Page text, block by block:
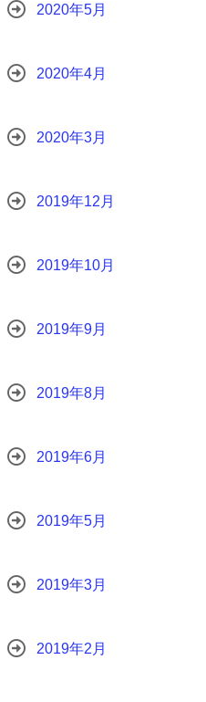
2020年5月
2020年4月
2020年3月
2019年12月
2019年10月
2019年9月
2019年8月
2019年6月
2019年5月
2019年3月
2019年2月